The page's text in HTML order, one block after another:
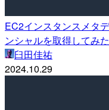
EC2インスタンスメタ
ンシャルを取得してみた
臼田佳祐
2024.10.29